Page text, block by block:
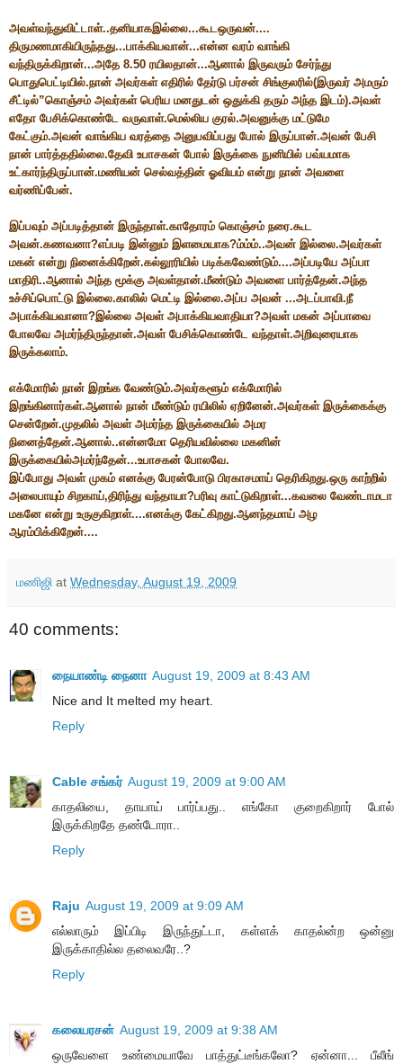
அவள்வந்துவிட்டாள்..தனியாகஇல்லை...கூடஒருவன்....
திருமணமாகியிருந்தது...பாக்கியவான்...என்ன வரம் வாங்கி
வந்திருக்கிறான்...அதே 8.50 ரயிலதான்...ஆனால் இருவரும் சேர்ந்து
பொதுபெட்டியில்.நான் அவர்கள் எதிரில் தேர்டு பர்சன் சிங்குலரில்(இருவர் அமரும்
சீட்டில்”கொஞ்சம் அவர்கள் பெரிய மனதுடன் ஒதுக்கி தரும் அந்த இடம்).அவள்
எதோ பேசிக்கொண்டே வருவாள்.மெல்லிய குரல்.அவனுக்கு மட்டுமே
கேட்கும்.அவன் வாங்கிய வரத்தை அனுபவிப்பது போல் இருப்பான்.அவன் பேசி
நான் பார்த்ததில்லை.தேவி உபாசகன் போல் இருக்கை நுனியில் பவ்யமாக
உட்கார்ந்திருப்பான்.மணியன் செல்வத்தின் ஓவியம் என்று நான் அவளை
வர்ணிப்பேன்.
இப்பவும் அப்படித்தான் இருந்தாள்.காதோரம் கொஞ்சம் நரை.கூட
அவன்.கணவனா?எப்படி இன்னும் இளமையாக?ம்ம்ம்..அவன் இல்லை.அவர்கள்
மகன் என்று நினைக்கிறேன்.கல்லூரியில் படிக்கவேண்டும்....அப்படியே அப்பா
மாதிரி..ஆனால் அந்த மூக்கு அவள்தான்.மீண்டும் அவளை பார்த்தேன்.அந்த
உச்சிப்பொட்டு இல்லை.காலில் மெட்டி இல்லை.அப்ப அவன் ...அடப்பாவி.நீ
அபாக்கியவானா?இல்லை அவள் அபாக்கியவாதியா?அவள் மகன் அப்பாவை
போலவே அமர்ந்திருந்தான்.அவள் பேசிக்கொண்டே வந்தாள்.அறிவுரையாக
இருக்கலாம்.
எக்மோரில் நான் இறங்க வேண்டும்.அவர்களூம் எக்மோரில்
இறங்கினார்கள்.ஆனால் நான் மீண்டும் ரயிலில் ஏறினேன்.அவர்கள் இருக்கைக்கு
சென்றேன்.முதலில் அவள் அமர்ந்த இருக்கையில் அமர
நினைத்தேன்.ஆனால்..என்னமோ தெரியவில்லை மகனின்
இருக்கையில்அமர்ந்தேன்...உபாசகன் போலவே.
இப்போது அவள் முகம் எனக்கு பேரன்போடு பிரகாசமாய் தெரிகிறது.ஒரு காற்றில்
அலைபாயும் சிறகாய்,திரிந்து வந்தாயா?பரிவு காட்டுகிறாள்...கவலை வேண்டாமடா
மகனே என்று உருகுகிறாள்....எனக்கு கேட்கிறது.ஆனந்தமாய் அழ
ஆரம்பிக்கிறேன்....
மணிஜி at Wednesday, August 19, 2009
40 comments:
நையாண்டி நைனா August 19, 2009 at 8:43 AM
Nice and It melted my heart.
Reply
Cable சங்கர் August 19, 2009 at 9:00 AM
காதலியை, தாயாய் பார்ப்பது.. எங்கோ குறைகிறார் போல்
இருக்கிறதே தண்டோரா..
Reply
Raju August 19, 2009 at 9:09 AM
எல்லாரும் இப்பிடி இருந்துட்டா, கள்ளக் காதல்ன்ற ஒன்னு
இருக்காதில்ல தலைவரே..?
Reply
கலையரசன் August 19, 2009 at 9:38 AM
ஒருவேளை உண்மையாவே பாத்துட்டீங்கலோ? ஏன்னா... பீலீங்